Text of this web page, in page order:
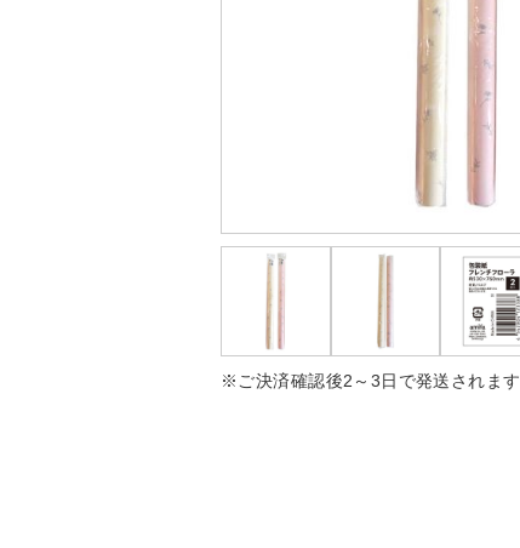
※ご決済確認後2～3日で発送されます